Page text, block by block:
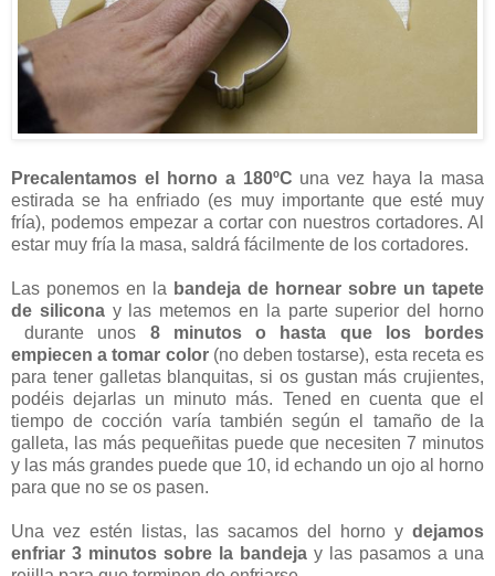
Precalentamos el horno a 180ºC una vez haya la masa
estirada se ha enfriado (es muy importante que esté muy
fría), podemos empezar a cortar con nuestros cortadores. Al
estar muy fría la masa, saldrá fácilmente de los cortadores.
Las ponemos en la bandeja de hornear sobre un tapete
de siliconay las metemos en la parte superior del horno
durante unos 8 minutos o hasta que los bordes
empiecen a tomar color(no deben tostarse), esta receta es
para tener galletas blanquitas, si os gustan más crujientes,
podéis dejarlas un minuto más. Tened en cuenta que el
tiempo de cocción varía también según el tamaño de la
galleta, las más pequeñitas puede que necesiten 7 minutos
y las más grandes puede que 10, id echando un ojo al horno
para que no se os pasen.
Una vez estén listas, las sacamos del horno y dejamos
enfriar 3 minutos sobre la bandeja y las pasamos a una